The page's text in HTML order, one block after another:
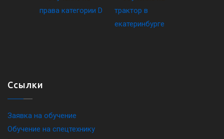
Ссылки
Заявка на обучение
Обучение на спецтехнику